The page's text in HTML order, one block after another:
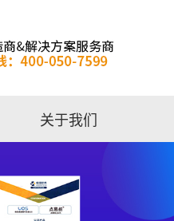
关于我们